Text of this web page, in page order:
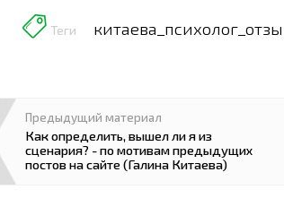
Теги
Предыдущий материал
Как определить, вышел ли я из
сценария? - по мотивам предыдущих
постов на сайте (Галина Китаева)